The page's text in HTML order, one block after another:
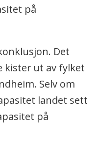
på
Det
kister ut av fylket
Selv om
landet sett
på